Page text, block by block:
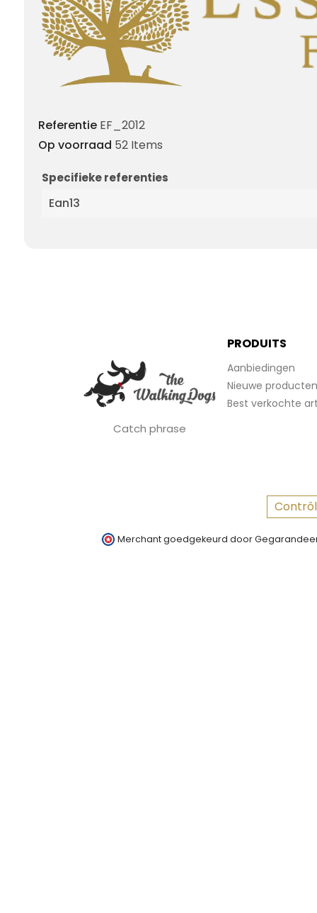
Referentie EF_2012
Op voorraad 52 Items
Specifieke referenties
Ean13
Catch phrase
PRODUITS
Aanbiedingen
Nieuwe producten
Best verkochte
Merchant goedgekeurd door